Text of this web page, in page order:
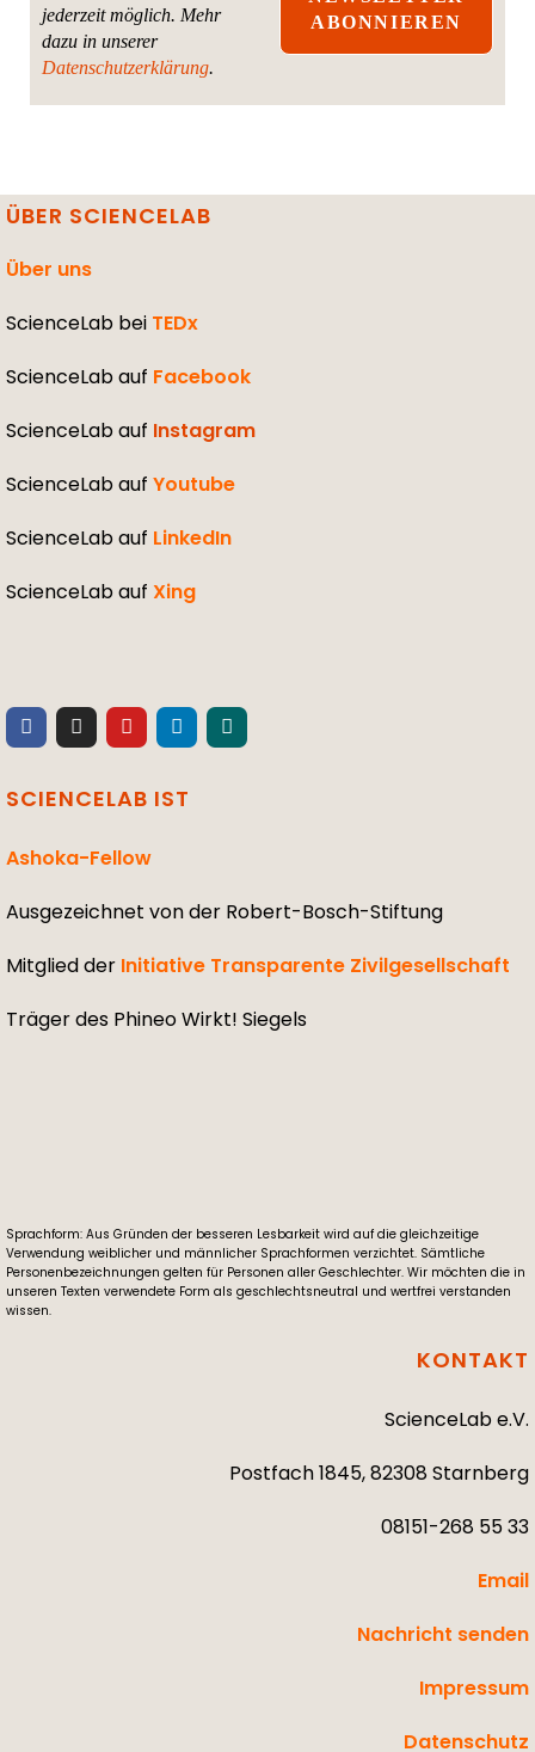
jederzeit möglich. Mehr
dazu in unserer
Datenschutzerklärung.
ÜBER SCIENCELAB
Über uns
ScienceLab bei TEDx
ScienceLab auf Facebook
ScienceLab auf Instagram
ScienceLab auf Youtube
ScienceLab auf LinkedIn
ScienceLab auf Xing
SCIENCELAB IST
Ashoka-Fellow
Ausgezeichnet von der Robert-Bosch-Stiftung
Mitglied der Initiative Transparente Zivilgesellschaft
Träger des Phineo Wirkt! Siegels
Sprachform: Aus Gründen der besseren Lesbarkeit wird auf die gleichzeitige
Verwendung weiblicher und männlicher Sprachformen verzichtet. Sämtliche
Personenbezeichnungen gelten für Personen aller Geschlechter. Wir möchten die in
unseren Texten verwendete Form als geschlechtsneutral und wertfrei verstanden
wissen.
KONTAKT
ScienceLab e.V.
Postfach 1845, 82308 Starnberg
08151-268 55 33
Email
Nachricht senden
Impressum
Datenschutz